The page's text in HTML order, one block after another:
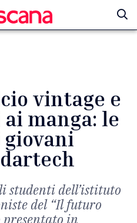
vintage e
manga: le
studenti dell’istituto
del “Il futuro
presentato in